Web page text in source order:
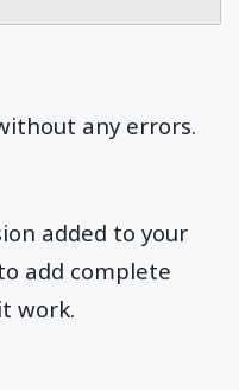
any errors.
added to your
add complete
work.